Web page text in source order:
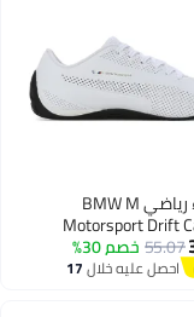
بوما حذاء رياضي BMW M
Motorsport Drift
55.07 خصم 30%
احصل عليه خلال17
اغسطس